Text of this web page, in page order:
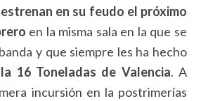
en su feudo el próximo
en la misma sala en la que se
y que siempre les ha hecho
16 Toneladas de Valencia. A
incursión en la postrimerías